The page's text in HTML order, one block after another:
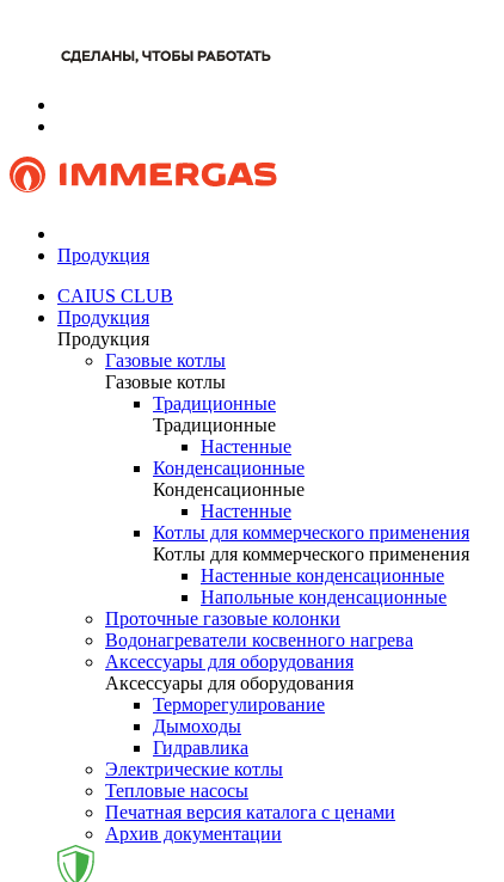
Продукция
CAIUS CLUB
Продукция
Продукция
Газовые котлы
Газовые котлы
Традиционные
Традиционные
Настенные
Конденсационные
Конденсационные
Настенные
Котлы для коммерческого применения
Котлы для коммерческого применения
Настенные конденсационные
Напольные конденсационные
Проточные газовые колонки
Водонагреватели косвенного нагрева
Аксессуары для оборудования
Аксессуары для оборудования
Терморегулирование
Дымоходы
Гидравлика
Электрические котлы
Тепловые насосы
Печатная версия каталога с ценами
Архив документации